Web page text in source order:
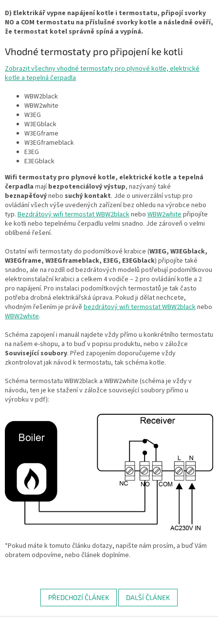
D) Elektrikář vypne napájení kotle i termostatu, připojí svorky
NO a COM termostatu na příslušné svorky kotle a následně ověří,
že termostat kotel správně spíná a vypíná.
Vhodné termostaty pro připojení ke kotli
Zobrazit všechny vhodné termostaty pro plynové kotle, elektrické
kotle a tepelná čerpadla
WBW2black
WBW2white
W3EG
W3EGblack
W3EGframe
W3EGframeblack
E3EG
E3EGblack
Wifi termostaty pro plynové kotle, elektrické kotle a tepelná
čerpadla majíbezpotenciálový výstup, nazývaný také
beznapěťovýnebo suchý kontakt. Jde o univerzální vstup pro
ovládání všech výše uvedených zařízení bez ohledu na výrobce nebo
typ. Bezdrátový wifi termostat WBW2blacknebo WBW2whitepřipojíte
ke kotli nebo tepelnému čerpadlu velmi snadno. Jde zároveň o velmi
oblíbené řešení.
Ostatní wifi termostaty do podomítkové krabice (W3EG, W3EGblack,
W3EGframe, W3EGframeblack, E3EG, E3EGblack) připojíte také
snadno, ale na rozdíl od bezdrátových modelů potřebují podomítkovou
elektroinstalační krabici a celkem 4 vodiče – 2 pro ovládání kotle a 2
pro napájení. Pro instalaci podomítkových termostatů je tak často
potřeba drobná elektrikářská úprava. Pokud ji dělat nechcete,
vhodným řešením je právě bezdrátový wifi termostat WBW2blacknebo
WBW2white.
Schéma zapojení i manuál najdete vždy přímo u konkrétního termostatu
na našem e-shopu, a to buď v popisu produktu, nebo v záložce
Související soubory. Před zapojením doporučujeme vždy
zkontrolovat jak návod k termostatu, tak schéma kotle.
Schéma termostatu WBW2black a WBW2white (schéma je vždy v
návodu, ten je ke stažení v záložce související soubory přímo u
výrobku v pdf):
*Pokud máte k tomuto článku dotazy, napište nám prosím, a buď Vám
obratem odpovíme, nebo článek doplníme.
PŘEDCHOZÍ ČLÁNEK DALŠÍ ČLÁNEK